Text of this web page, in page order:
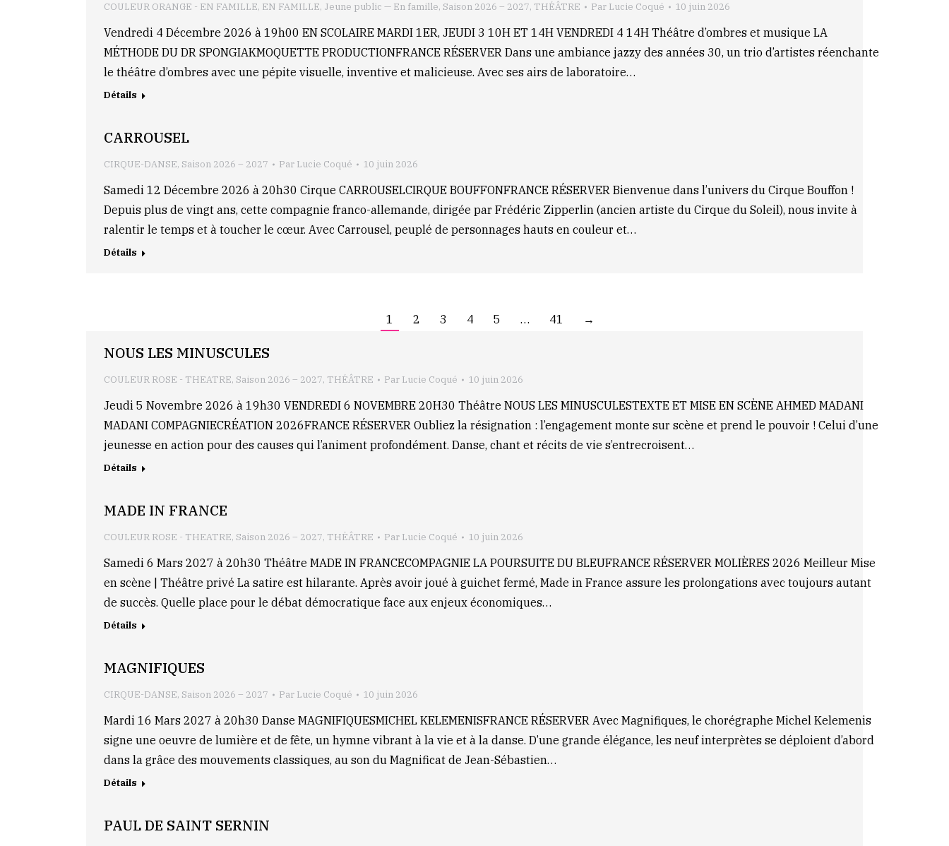
COULEUR ORANGE - EN FAMILLE, EN FAMILLE, Jeune public — En famille, Saison 2026 – 2027, THÉÂTRE Par Lucie Coqué 10 juin 2026
Vendredi 4 Décembre 2026 à 19h00 EN SCOLAIRE MARDI 1ER, JEUDI 3 10H ET 14H VENDREDI 4 14H Théâtre d’ombres et musique LA
MÉTHODE DU DR SPONGIAKMOQUETTE PRODUCTIONFRANCE RÉSERVER Dans une ambiance jazzy des années 30, un trio d’artistes réenchante
le théâtre d’ombres avec une pépite visuelle, inventive et malicieuse. Avec ses airs de laboratoire…
Détails
CARROUSEL
CIRQUE-DANSE, Saison 2026 – 2027 Par Lucie Coqué 10 juin 2026
Samedi 12 Décembre 2026 à 20h30 Cirque CARROUSELCIRQUE BOUFFONFRANCE RÉSERVER Bienvenue dans l’univers du Cirque Bouffon !
Depuis plus de vingt ans, cette compagnie franco-allemande, dirigée par Frédéric Zipperlin (ancien artiste du Cirque du Soleil), nous invite à
ralentir le temps et à toucher le cœur. Avec Carrousel, peuplé de personnages hauts en couleur et…
Détails
1 2 3 4 5 … 41 →
NOUS LES MINUSCULES
COULEUR ROSE - THEATRE, Saison 2026 – 2027, THÉÂTRE Par Lucie Coqué 10 juin 2026
Jeudi 5 Novembre 2026 à 19h30 VENDREDI 6 NOVEMBRE 20H30 Théâtre NOUS LES MINUSCULESTEXTE ET MISE EN SCÈNE AHMED MADANI
MADANI COMPAGNIECRÉATION 2026FRANCE RÉSERVER Oubliez la résignation : l’engagement monte sur scène et prend le pouvoir ! Celui d’une
jeunesse en action pour des causes qui l’animent profondément. Danse, chant et récits de vie s’entrecroisent…
Détails
MADE IN FRANCE
COULEUR ROSE - THEATRE, Saison 2026 – 2027, THÉÂTRE Par Lucie Coqué 10 juin 2026
Samedi 6 Mars 2027 à 20h30 Théâtre MADE IN FRANCECOMPAGNIE LA POURSUITE DU BLEUFRANCE RÉSERVER MOLIÈRES 2026 Meilleur Mise
en scène | Théâtre privé La satire est hilarante. Après avoir joué à guichet fermé, Made in France assure les prolongations avec toujours autant
de succès. Quelle place pour le débat démocratique face aux enjeux économiques…
Détails
MAGNIFIQUES
CIRQUE-DANSE, Saison 2026 – 2027 Par Lucie Coqué 10 juin 2026
Mardi 16 Mars 2027 à 20h30 Danse MAGNIFIQUESMICHEL KELEMENISFRANCE RÉSERVER Avec Magnifiques, le chorégraphe Michel Kelemenis
signe une oeuvre de lumière et de fête, un hymne vibrant à la vie et à la danse. D’une grande élégance, les neuf interprètes se déploient d’abord
dans la grâce des mouvements classiques, au son du Magnificat de Jean-Sébastien…
Détails
PAUL DE SAINT SERNIN